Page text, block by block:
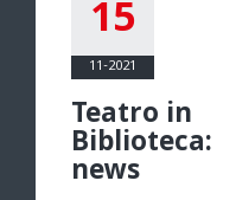
15
11-2021
Teatro in
Biblioteca:
news